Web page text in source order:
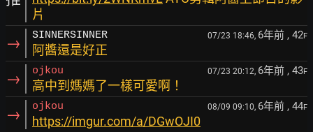
片
→ SINNERSINNER 07/23 18:46, 6年前 , 42F
阿醬還是好正
→ ojkou 07/23 20:12, 6年前 , 43F
高中到媽媽了一樣可愛啊！
→ ojkou 08/09 09:10, 6年前 , 44F
https://imgur.com/a/DGwOJI0